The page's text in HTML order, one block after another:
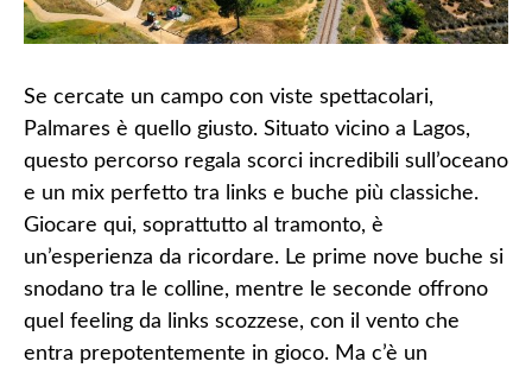
Se cercate un campo con viste spettacolari,
Palmares è quello giusto. Situato vicino a Lagos,
questo percorso regala scorci incredibili sull’oceano
e un mix perfetto tra links e buche più classiche.
Giocare qui, soprattutto al tramonto, è
un’esperienza da ricordare. Le prime nove buche si
snodano tra le colline, mentre le seconde offrono
quel feeling da links scozzese, con il vento che
entra prepotentemente in gioco. Ma c’è un